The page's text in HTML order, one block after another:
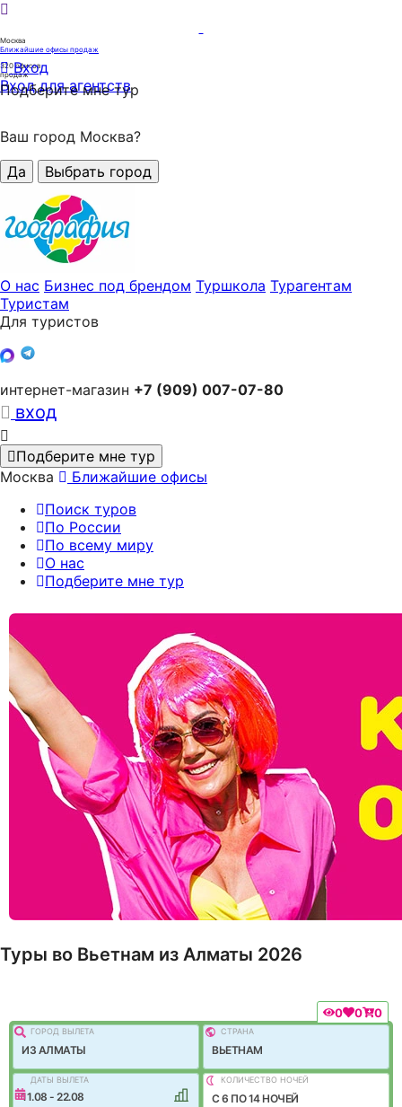
Москва
Ближайшие офисы продаж
320офисов
продаж
Вход
Вход для агентств
Подберите мне тур
Ваш город Москва?
Да
Выбрать город
О нас Бизнес под брендом Туршкола Турагентам
Туристам
Для туристов
интернет-магазин +7 (909) 007-07-80
вход
Подберите мне тур
Москва
Ближайшие офисы
Поиск туров
По России
По всему миру
О нас
Подберите мне тур
Туры во Вьетнам из Алматы 2026
0 0 0
ГОРОД ВЫЛEТА
ИЗ АЛМАТЫ
СТРАНА
ВЬЕТНАМ
ДАТЫ ВЫЛЕТА
11.08 - 22.08
КОЛИЧЕСТВО НОЧЕЙ
C 6 ПО 14 НОЧЕЙ